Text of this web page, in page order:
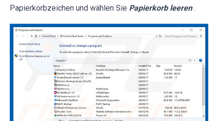
Papierkorbzeichen und wählen Sie Papierkorb leeren .